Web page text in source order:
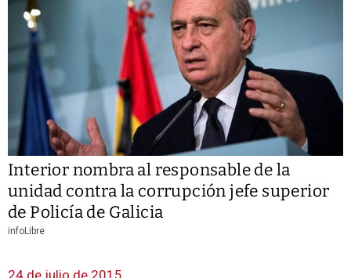
Interior nombra al responsable de la
unidad contra la corrupción jefe superior
de Policía de Galicia
infoLibre
24 de julio de 2015